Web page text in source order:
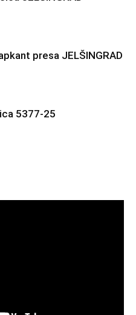
presa JELŠINGRAD
5377-25